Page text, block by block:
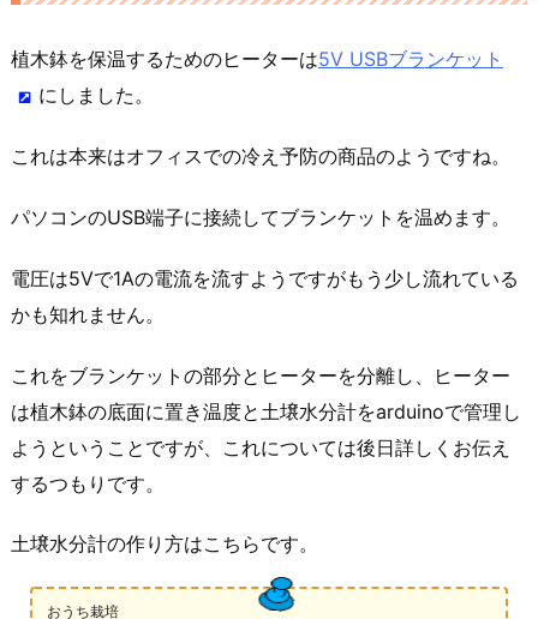
植木鉢を保温するためのヒーターは5V USBブランケット
にしました。
これは本来はオフィスでの冷え予防の商品のようですね。
パソコンのUSB端子に接続してブランケットを温めます。
電圧は5Vで1Aの電流を流すようですがもう少し流れている
かも知れません。
これをブランケットの部分とヒーターを分離し、ヒーター
は植木鉢の底面に置き温度と土壌水分計をarduinoで管理し
ようということですが、これについては後日詳しくお伝え
するつもりです。
土壌水分計の作り方はこちらです。
おうち栽培